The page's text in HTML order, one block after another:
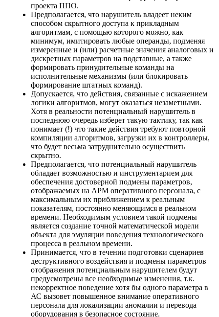
проекта ППО.
Предполагается, что нарушитель владеет неким
способом скрытного доступа к прикладным
алгоритмам, с помощью которого можно, как
минимум, имитировать любые операнды, подменяя
измеренные и (или) расчетные значения аналоговых и
дискретных параметров на подставные, а также
формировать принудительные команды на
исполнительные механизмы (или блокировать
формирование штатных команд).
Допускается, что действия, связанные с искажением
логики алгоритмов, могут оказаться незаметными.
Хотя в реальности потенциальный нарушитель в
последнюю очередь изберет такую тактику, так как
понимает (!) что такие действия требуют повторной
компиляции алгоритмов, загрузки их в контроллеры,
что будет весьма затруднительно осуществить
скрытно.
Предполагается, что потенциальный нарушитель
обладает возможностью и инструментарием для
обеспечения достоверной подмены параметров,
отображаемых на АРМ оперативного персонала, с
максимальным их приближением к реальным
показателям, постоянно меняющимся в реальном
времени. Необходимым условием такой подмены
является создание точной математической модели
объекта для эмуляции поведения технологического
процесса в реальном времени.
Принимается, что в течении подготовки сценариев
деструктивного воздействия и подмены параметров
отображения потенциальным нарушителем будут
предусмотрены все необходимые изменения, т.к.
некорректное поведение хотя бы одного параметра в
АС вызовет повышенное внимание оперативного
персонала для локализации аномалии и перевода
оборудования в безопасное состояние.